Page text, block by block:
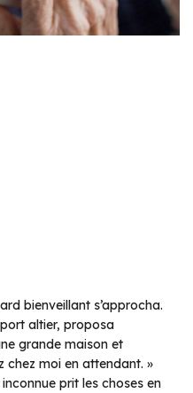
bienveillant s’approcha.
altier, proposa
grande maison et
chez moi en attendant. »
prit les choses en